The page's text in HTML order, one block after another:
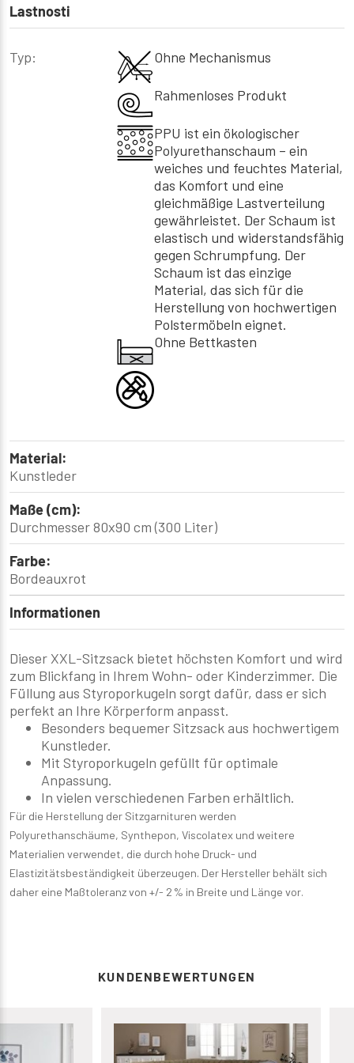
Lastnosti
Typ: Ohne Mechanismus
Rahmenloses Produkt
PPU ist ein ökologischer
Polyurethanschaum – ein
weiches und feuchtes Material,
das Komfort und eine
gleichmäßige Lastverteilung
gewährleistet. Der Schaum ist
elastisch und widerstandsfähig
gegen Schrumpfung. Der
Schaum ist das einzige
Material, das sich für die
Herstellung von hochwertigen
Polstermöbeln eignet.
Ohne Bettkasten
Material:
Kunstleder
Maße (cm):
Durchmesser 80x90 cm (300 Liter)
Farbe:
Bordeauxrot
Informationen
Dieser XXL-Sitzsack bietet höchsten Komfort und wird
zum Blickfang in Ihrem Wohn- oder Kinderzimmer. Die
Füllung aus Styroporkugeln sorgt dafür, dass er sich
perfekt an Ihre Körperform anpasst.
Besonders bequemer Sitzsack aus hochwertigem
Kunstleder.
Mit Styroporkugeln gefüllt für optimale
Anpassung.
In vielen verschiedenen Farben erhältlich.
Für die Herstellung der Sitzgarnituren werden
Polyurethanschäume, Synthepon, Viscolatex und weitere
Materialien verwendet, die durch hohe Druck- und
Elastizitätsbeständigkeit überzeugen. Der Hersteller behält sich
daher eine Maßtoleranz von +/- 2 % in Breite und Länge vor.
KUNDENBEWERTUNGEN